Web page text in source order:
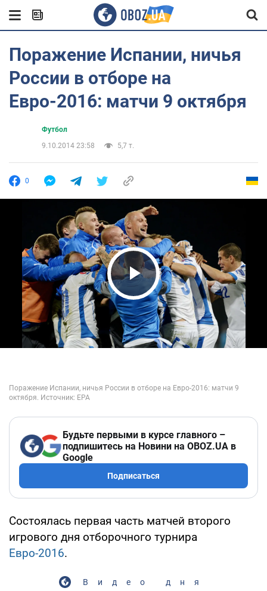
Поражение Испании, ничья
России в отборе на
Евро-2016: матчи 9 октября
Футбол
9.10.2014 23:58
5,7 т.
0
Play Video
Будьте первыми в курсе главного –
подпишитесь на Новини на OBOZ.UA в
Google
Подписаться
Состоялась первая часть матчей второго
игрового дня отборочного турнира
Евро-2016.
Видео дня